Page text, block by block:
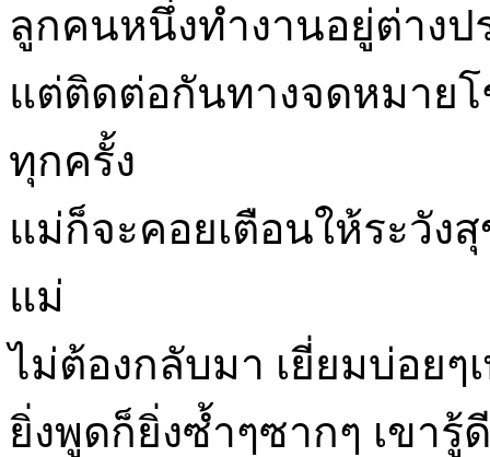
ลูกคนหนึ่งทำงานอยู่ต่างป
แต่ติดต่อกันทางจดหมาย
ทุกครั้ง
แม่ก็จะคอยเตือนให้ระวัง
แม่
ไม่ต้องกลับมา เยี่ยมบ่อยๆ
ยิ่งพูดก็ยิ่งซ้ำๆซากๆ เขารู้